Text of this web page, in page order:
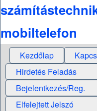
mobiltelefon
Kezdőlap
Hirdetés Feladás
Bejelentkezés/Reg.
Elfelejtett Jelszó